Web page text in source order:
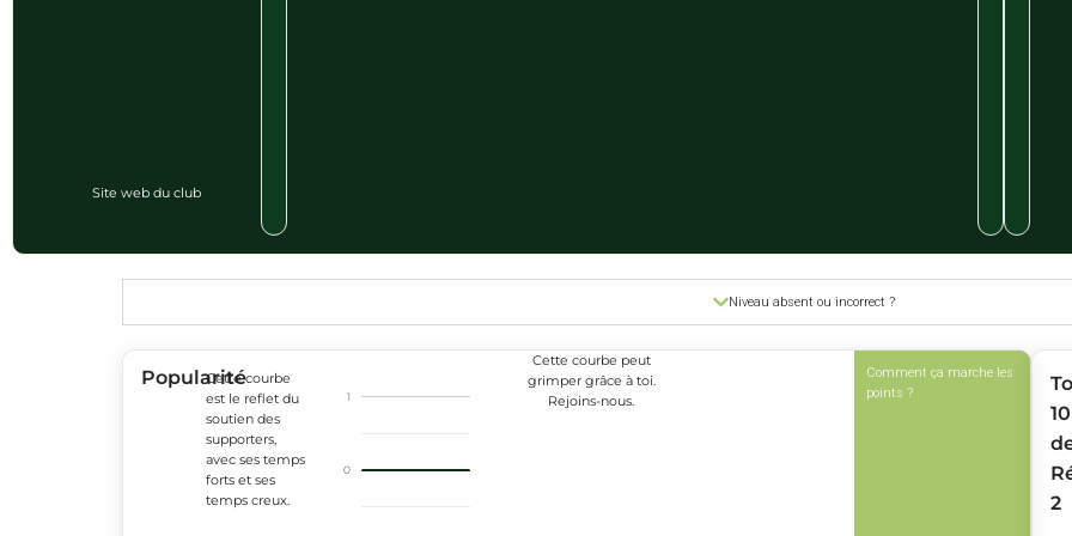
Site web du club
Niveau absent ou incorrect ?
PopularitéCette courbe
est le reflet du
soutien des
supporters,
avec ses temps
forts et ses
temps creux.
0
1
Cette courbe peut
grimper grâce à toi.
Rejoins-nous.
Comment ça marche les
points ?
10
2